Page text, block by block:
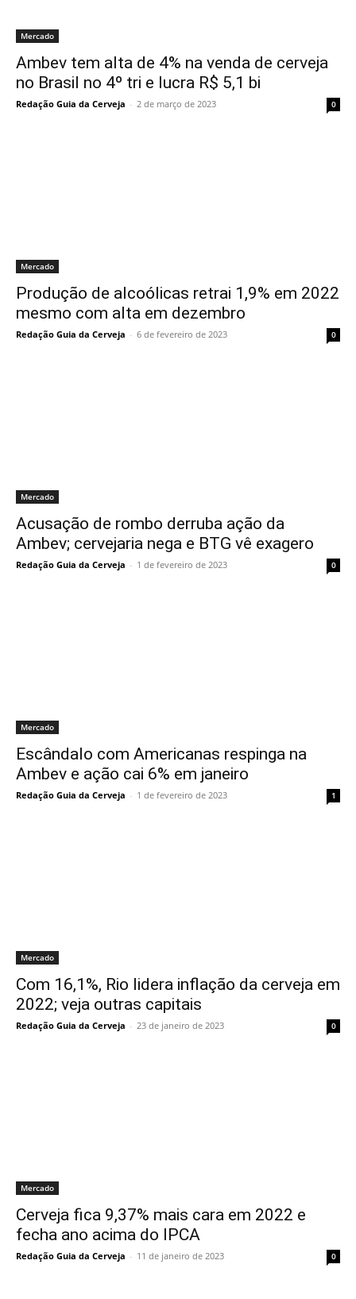
Mercado
Ambev tem alta de 4% na venda de cerveja
no Brasil no 4º tri e lucra R$ 5,1 bi
Redação Guia da Cerveja - 2 de março de 2023 0
Mercado
Produção de alcoólicas retrai 1,9% em 2022
mesmo com alta em dezembro
Redação Guia da Cerveja - 6 de fevereiro de 2023 0
Mercado
Acusação de rombo derruba ação da
Ambev; cervejaria nega e BTG vê exagero
Redação Guia da Cerveja - 1 de fevereiro de 2023 0
Mercado
Escândalo com Americanas respinga na
Ambev e ação cai 6% em janeiro
Redação Guia da Cerveja - 1 de fevereiro de 2023 1
Mercado
Com 16,1%, Rio lidera inflação da cerveja em
2022; veja outras capitais
Redação Guia da Cerveja - 23 de janeiro de 2023 0
Mercado
Cerveja fica 9,37% mais cara em 2022 e
fecha ano acima do IPCA
Redação Guia da Cerveja - 11 de janeiro de 2023 0